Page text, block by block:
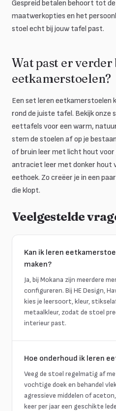
Gespreid betalen behoort tot
maatwerkopties en het
stoel echt bij jouw tafel past.
Wat past er
eetkamerstoelen?
Een set leren
rond de juiste tafel. Bekijk
eettafels voor een warm,
stem de stoelen af op je
of bruin leer met licht hout voor
antraciet leer met donker hout
eethoek. Zo creëer je in een
die klopt.
Veelgestelde
Kan ik leren
maken?
Ja, bij Mokana zijn meerdere
configureren. Bij HE Design,
kies je leersoort, kleur,
metaalkleur, zodat de stoel
interieur past.
Hoe onderhoud ik leren
Veeg de stoel regelmatig af
vochtige doek en behandel
agressieve middelen of
keer per jaar een geschikte